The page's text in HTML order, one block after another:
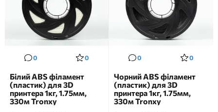
0 0
Білий ABS філамент
(пластик) для 3D
принтера 1кг, 1.75мм,
330м Tronxy
0 0
Чорний ABS філамент
(пластик) для 3D
принтера 1кг, 1.75мм,
330м Tronxy